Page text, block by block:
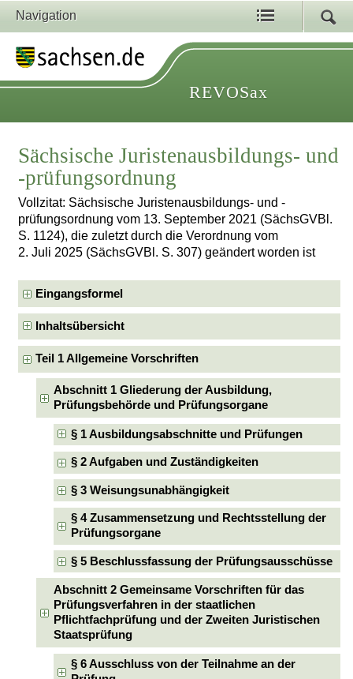
Navigation
REVOSax
Sächsische Juristenausbildungs- und
-prüfungsordnung
Vollzitat: Sächsische Juristenausbildungs- und -
prüfungsordnung vom 13. September 2021 (SächsGVBl.
S. 1124), die zuletzt durch die Verordnung vom
2. Juli 2025 (SächsGVBl. S. 307) geändert worden ist
Eingangsformel
Inhaltsübersicht
Teil 1 Allgemeine Vorschriften
Abschnitt 1 Gliederung der Ausbildung,
Prüfungsbehörde und Prüfungsorgane
§ 1 Ausbildungsabschnitte und Prüfungen
§ 2 Aufgaben und Zuständigkeiten
§ 3 Weisungsunabhängigkeit
§ 4 Zusammensetzung und Rechtsstellung der
Prüfungsorgane
§ 5 Beschlussfassung der Prüfungsausschüsse
Abschnitt 2 Gemeinsame Vorschriften für das
Prüfungsverfahren in der staatlichen
Pflichtfachprüfung und der Zweiten Juristischen
Staatsprüfung
§ 6 Ausschluss von der Teilnahme an der